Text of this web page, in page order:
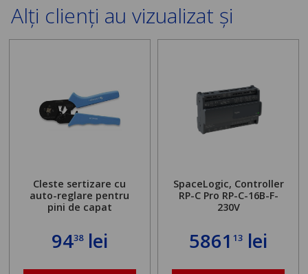
Alți clienți au vizualizat și
Cleste sertizare cu
auto-reglare pentru
pini de capat
9438lei
SpaceLogic, Controller
RP-C Pro RP-C-16B-F-
230V
586113 lei